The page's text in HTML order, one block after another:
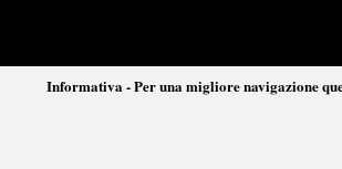
Informativa - Per una migliore navigazione